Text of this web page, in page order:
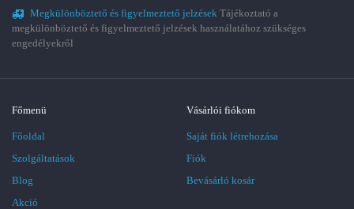
Megkülönböztető és figyelmeztető jelzések Tájékoztató a
megkülönböztető és figyelmeztető jelzések használatához szükséges
engedélyekről
Főmenü
Főoldal
Szolgáltatások
Blog
Akció
Vásárlói fiókom
Saját fiók létrehozása
Fiók
Bevásárló kosár